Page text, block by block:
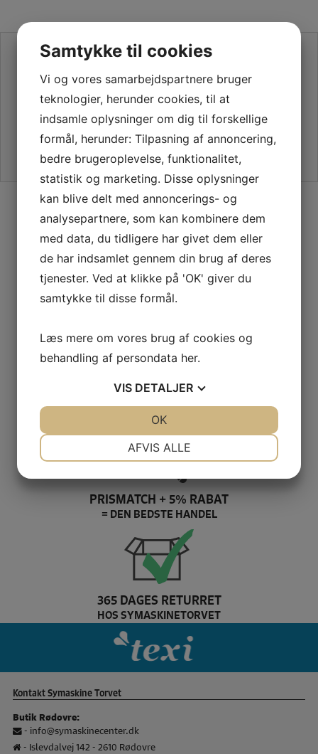
SE VORES ANMELDELSER PÅ TRUSTPILOT
SIKKER HANDEL PÅ SYMASKINETORVET.DK
GRATIS LEVERING VED 399,-
100% SIKKER BETALING
ELLERS PENGENE RETUR
PRISMATCH + 5% RABAT
= DEN BEDSTE HANDEL
365 DAGES RETURRET
HOS SYMASKINETORVET
Kontakt Symaskine Torvet
Butik Rødovre:
- info@symaskinecenter.dk
- Islevdalvej 142 - 2610 Rødovre
Samtykke til cookies
Vi og vores samarbejdspartnere bruger
teknologier, herunder cookies, til at
indsamle oplysninger om dig til forskellige
formål, herunder: Tilpasning af annoncering,
bedre brugeroplevelse, funktionalitet,
statistik og marketing. Disse oplysninger
kan blive delt med annoncerings- og
analysepartnere, som kan kombinere dem
med data, du tidligere har givet dem eller
de har indsamlet gennem din brug af deres
tjenester. Ved at klikke på 'OK' giver du
samtykke til disse formål.
Læs mere om vores brug af cookies og
behandling af persondata her.
VIS DETALJER
AFVIS ALLE
OK